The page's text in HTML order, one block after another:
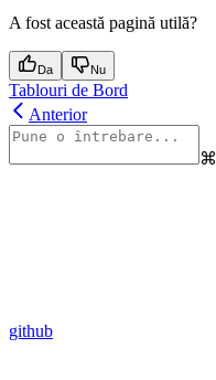
A fost această pagină utilă?
Da Nu
Tablouri de Bord
Anterior
⌘
github